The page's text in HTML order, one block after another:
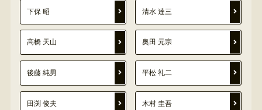
下保 昭 清水 達三
高橋 天山 奥田 元宗
後藤 純男 平松 礼二
田渕 俊夫 木村 圭吾